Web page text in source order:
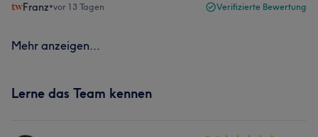
Franz•vor 13 Tagen Verifizierte Bewertung
Mehr anzeigen...
Lerne das Team kennen